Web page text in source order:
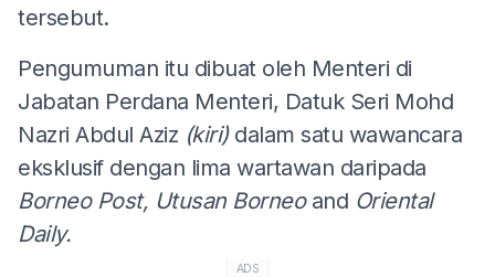
tersebut.
Pengumuman itu dibuat oleh Menteri di
Jabatan Perdana Menteri, Datuk Seri Mohd
Nazri Abdul Aziz (kiri) dalam satu wawancara
eksklusif dengan lima wartawan daripada
Borneo Post, Utusan Borneo and Oriental
Daily.
ADS